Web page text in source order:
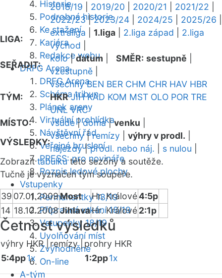
Historie
Podrobná historie
Ke stažení
Kariéra
Redakce webu
DRFG Arena
DRFG Arena
Schéma tribun
Plánek areny
Virtuální prohlídka
Návštěvní řád
Veřejné bruslení
PRESS: pro novináře
Rozpis ledové plochy
Vstupenky
Permanentky 18/19
Přípravná utkání 18/19
Vstupenky 18/19
Uvolňování míst
Zvýhodněné
On-line
A-tým
2018/19
2019/20 2020/21 2021/22
2022/23|2023/24 2024/25 2025/26
LIGA:
extraliga 1.liga 2.liga západ
2.liga
východ
SEŘADIT:
kolo|datum SMĚR: sestupně
vzestupně
TÝM:
všechny BEN BER CHM CHR HAV HBR
HKR JIH KAD KOM MST OLO POR TRE
UNL VRC
MÍSTO:
všude|doma|venku
VÝSLEDKY:
všechny|remízy výhry v prodl.
nájezdy|prodl. nebo náj. s nulou
Zobrazittabulkutéto sezóny a soutěže.
Tučně je vyznačen tým soupeře.
39 07.01.2009Most Hr. Králové4:5p
14 18.10.2008JihlavaHr. Králové2:1p
Četnost výsledků
výhry HKR | remízy | prohry HKR
5:4pp1x 1:2pp1x